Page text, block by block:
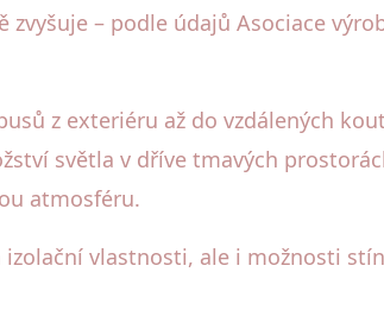
– podle údajů Asociace
z exteriéru až do vzdálených
světla v dříve tmavých
atmosféru.
vlastnosti, ale i možnosti